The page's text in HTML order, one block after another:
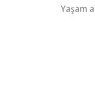
Yaşam